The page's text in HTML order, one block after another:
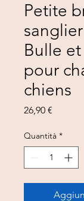
Petite
Bulle
pour
chiens
26,90 €
Quantità *